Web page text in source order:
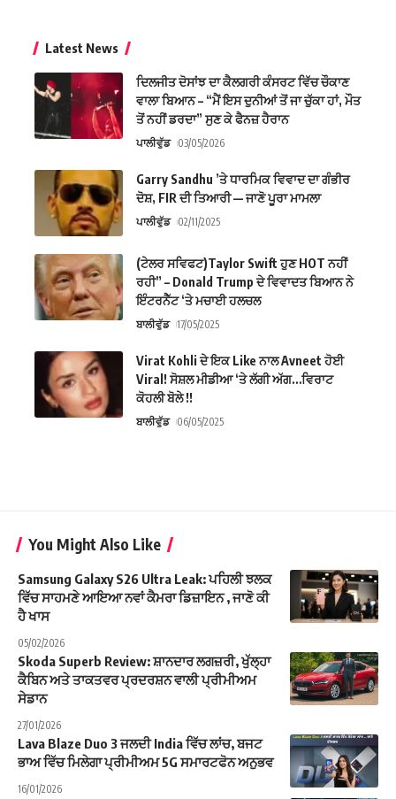
Latest News
ਦਿਲਜੀਤ ਦੋਸਾਂਝ ਦਾ ਕੈਲਗਰੀ ਕੰਸਰਟ ਵਿੱਚ ਚੌਕਾਣ
ਵਾਲਾ ਬਿਆਨ – “ਮੈਂ ਇਸ ਦੁਨੀਆਂ ਤੋਂ ਜਾ ਚੁੱਕਾ ਹਾਂ, ਮੌਤ
ਤੋਂ ਨਹੀਂ ਡਰਦਾ” ਸੁਣ ਕੇ ਫੈਨਜ਼ ਹੈਰਾਨ
ਪਾਲੀਵੁੱਡ 03/05/2026
Garry Sandhu ’ਤੇ ਧਾਰਮਿਕ ਵਿਵਾਦ ਦਾ ਗੰਭੀਰ
ਦੋਸ਼, FIR ਦੀ ਤਿਆਰੀ — ਜਾਣੋ ਪੂਰਾ ਮਾਮਲਾ
ਪਾਲੀਵੁੱਡ 02/11/2025
(ਟੇਲਰ ਸਵਿਫਟ)Taylor Swift ਹੁਣ HOT ਨਹੀਂ
ਰਹੀ” – Donald Trump ਦੇ ਵਿਵਾਦਤ ਬਿਆਨ ਨੇ
ਇੰਟਰਨੈੱਟ ‘ਤੇ ਮਚਾਈ ਹਲਚਲ
ਬਾਲੀਵੁੱਡ 17/05/2025
Virat Kohli ਦੇ ਇਕ Like ਨਾਲ Avneet ਹੋਈ
Viral! ਸੋਸ਼ਲ ਮੀਡੀਆ ‘ਤੇ ਲੱਗੀ ਅੱਗ…ਵਿਰਾਟ
ਕੋਹਲੀ ਬੋਲੇ !!
ਬਾਲੀਵੁੱਡ 06/05/2025
You Might Also Like
Samsung Galaxy S26 Ultra Leak: ਪਹਿਲੀ ਝਲਕ
ਵਿੱਚ ਸਾਹਮਣੇ ਆਇਆ ਨਵਾਂ ਕੈਮਰਾ ਡਿਜ਼ਾਇਨ , ਜਾਣੋ ਕੀ
ਹੈ ਖਾਸ
05/02/2026
Skoda Superb Review: ਸ਼ਾਨਦਾਰ ਲਗਜ਼ਰੀ, ਖੁੱਲ੍ਹਾ
ਕੈਬਿਨ ਅਤੇ ਤਾਕਤਵਰ ਪ੍ਰਦਰਸ਼ਨ ਵਾਲੀ ਪ੍ਰੀਮੀਅਮ
ਸੇਡਾਨ
27/01/2026
Lava Blaze Duo 3 ਜਲਦੀ India ਵਿੱਚ ਲਾਂਚ, ਬਜਟ
ਭਾਅ ਵਿੱਚ ਮਿਲੇਗਾ ਪ੍ਰੀਮੀਅਮ 5G ਸਮਾਰਟਫੋਨ ਅਨੁਭਵ
16/01/2026